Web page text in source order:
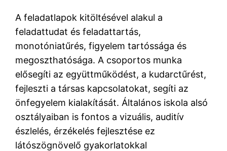
A feladatlapok kitöltésével alakul a
feladattudat és feladattartás,
monotóniatűrés, figyelem tartóssága és
megoszthatósága. A csoportos munka
elősegíti az együttműködést, a kudarctűrést,
fejleszti a társas kapcsolatokat, segíti az
önfegyelem kialakítását. Általános iskola alsó
osztályaiban is fontos a vizuális, auditív
észlelés, érzékelés fejlesztése ez
látószögnövelő gyakorlatokkal